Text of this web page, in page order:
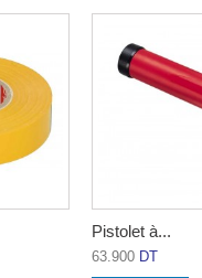
Pistolet à...
63.900 DT